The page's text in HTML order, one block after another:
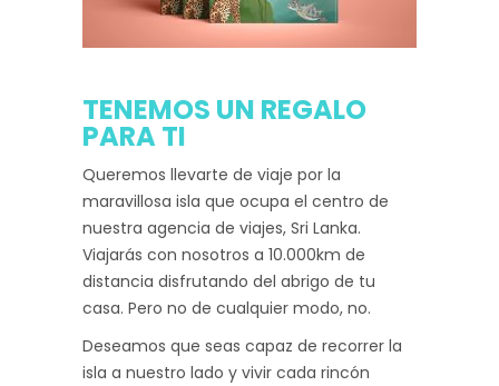
TENEMOS UN REGALO
PARA TI
Queremos llevarte de viaje por la
maravillosa isla que ocupa el centro de
nuestra agencia de viajes, Sri Lanka.
Viajarás con nosotros a 10.000km de
distancia disfrutando del abrigo de tu
casa. Pero no de cualquier modo, no.
Deseamos que seas capaz de recorrer la
isla a nuestro lado y vivir cada rincón